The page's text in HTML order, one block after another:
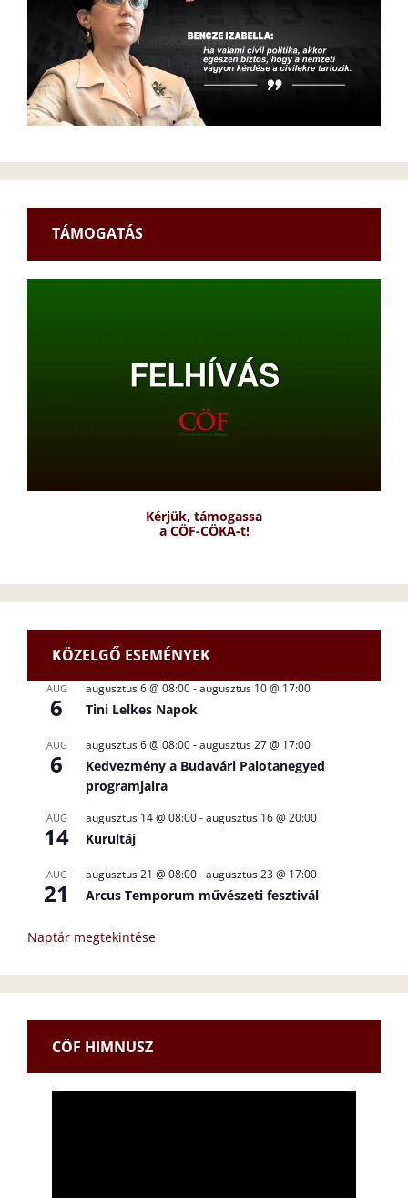
TÁMOGATÁS
Kérjük, támogassa
a CÖF-CÖKA-t!
KÖZELGŐ ESEMÉNYEK
AUG
6
augusztus 6 @ 08:00-augusztus 10 @ 17:00
Tini Lelkes Napok
AUG
6
augusztus 6 @ 08:00-augusztus 27 @ 17:00
Kedvezmény a Budavári Palotanegyed
programjaira
AUG
14
augusztus 14 @ 08:00-augusztus 16 @ 20:00
Kurultáj
AUG
21
augusztus 21 @ 08:00-augusztus 23 @ 17:00
Arcus Temporum művészeti fesztivál
Naptár megtekintése
CÖF HIMNUSZ